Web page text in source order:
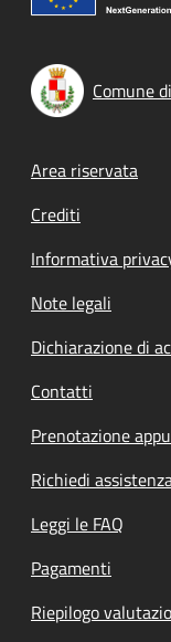
Comune
Footer
Area riservata
Crediti
Informativa
Note legali
Dichiarazione di
Contatti
Prenotazione
Richiedi
Leggi le FAQ
Pagamenti
Riepilogo